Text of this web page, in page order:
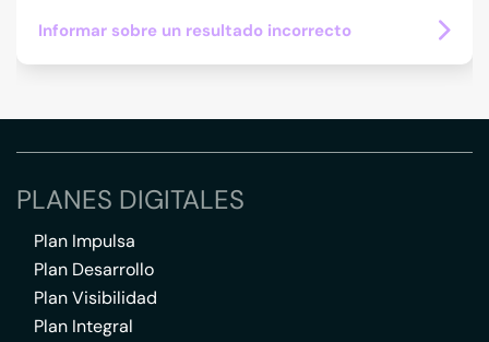
Informar sobre un resultado incorrecto
PLANES DIGITALES
Plan Impulsa
Plan Desarrollo
Plan Visibilidad
Plan Integral